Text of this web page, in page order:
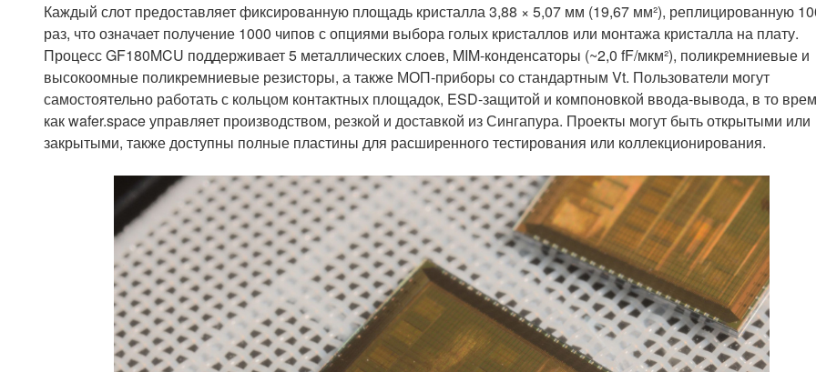
Каждый слот предоставляет фиксированную площадь кристалла 3,88 × 5,07 мм (19,67 мм²), реплицированную
раз, что означает получение 1000 чипов с опциями выбора голых кристаллов или монтажа кристалла на плату.
Процесс GF180MCU поддерживает 5 металлических слоев, MIM-конденсаторы (~2,0 fF/мкм²), поликремниевые и
высокоомные поликремниевые резисторы, а также МОП-приборы со стандартным Vt. Пользователи могут
самостоятельно работать с кольцом контактных площадок, ESD-защитой и компоновкой ввода-вывода, в то
как wafer.space управляет производством, резкой и доставкой из Сингапура. Проекты могут быть открытыми или
закрытыми, также доступны полные пластины для расширенного тестирования или коллекционирования.